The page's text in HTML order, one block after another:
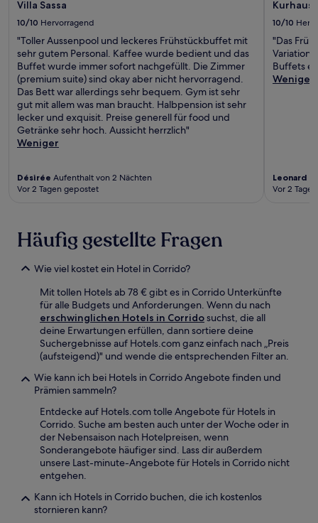
Villa Sassa
10/10 Hervorragend
"Toller Aussenpool und leckeres Frühstückbuffet mit
sehr gutem Personal. Kaffee wurde bedient und das
Buffet wurde immer sofort nachgefüllt. Die Zimmer
(premium suite) sind okay aber nicht hervorragend.
Das Bett war allerdings sehr bequem. Gym ist sehr
gut mit allem was man braucht. Halbpension ist sehr
lecker und exquisit. Preise generell für food und
Getränke sehr hoch. Aussicht herrzlich"
Weniger
Désirée Aufenthalt von 2 Nächten
Vor 2 Tagen gepostet
Kurhaus
10/10
"Das
Buffets
Weniger
Leonard
Vor 2
Häufig gestellte Fragen
Wie viel kostet ein Hotel in Corrido?
Mit tollen Hotels ab 78 € gibt es in Corrido Unterkünfte
für alle Budgets und Anforderungen. Wenn du nach
erschwinglichen Hotels in Corridosuchst, die all
deine Erwartungen erfüllen, dann sortiere deine
Suchergebnisse auf Hotels.com ganz einfach nach „Preis
(aufsteigend)" und wende die entsprechenden Filter an.
Wie kann ich bei Hotels in Corrido Angebote finden und
Prämien sammeln?
Entdecke auf Hotels.com tolle Angebote für Hotels in
Corrido. Suche am besten auch unter der Woche oder in
der Nebensaison nach Hotelpreisen, wenn
Sonderangebote häufiger sind. Lass dir außerdem
unsere Last-minute-Angebote für Hotels in Corrido nicht
entgehen.
Kann ich Hotels in Corrido buchen, die ich kostenlos
stornieren kann?